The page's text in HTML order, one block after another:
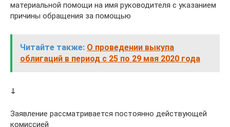
материальной помощи на имя руководителя с указанием
причины обращения за помощью
Читайте также: О проведении выкупа
облигаций в период с 25 по 29 мая 2020 года
↓
Заявление рассматривается постоянно действующей
комиссией